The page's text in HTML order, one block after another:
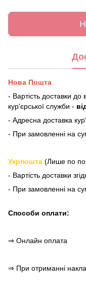
Нова Пошта
- Вартість доставки
кур'єрської служби -
- Адресна доставка
- При замовленні на
Укрпошта (Лише по
- Вартість доставки
- При замовленні на
Способи оплати:
⇒ Онлайн оплата
⇒ При отриманні